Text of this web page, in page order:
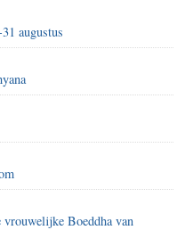
augustus
vrouwelijke Boeddha van